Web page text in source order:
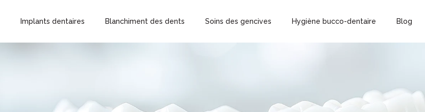
Implants dentaires Blanchiment des dents Soins des gencives Hygiène bucco-dentaire Blog